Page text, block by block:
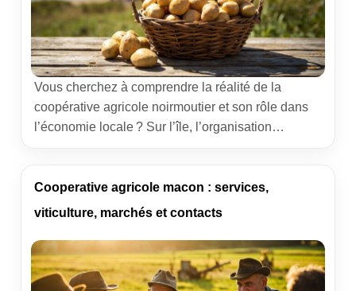
Vous cherchez à comprendre la réalité de la
coopérative agricole noirmoutier et son rôle dans
l’économie locale ? Sur l’île, l’organisation
une lecture claire du terrain, des filières jusqu’aux
enjeux à venir, avec un regard professionnel et des
Cooperative agricole macon : services,
viticulture, marchés et contacts